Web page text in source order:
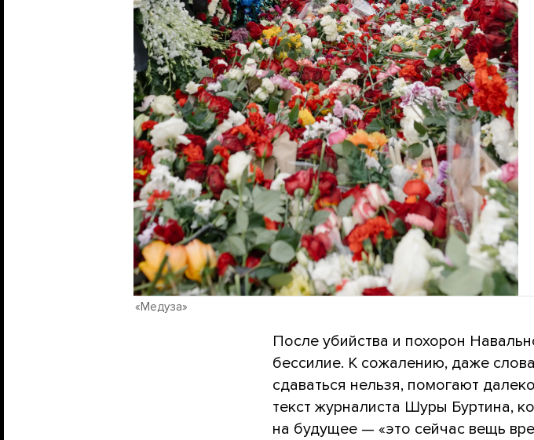
«Медуза»
После убийства и похорон
бессилие. К сожалению, даже
сдаваться нельзя, помогают
текст журналиста Шуры Буртина,
на будущее — «это сейчас вещь